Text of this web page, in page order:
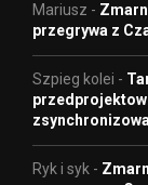
Mariusz -
przegrywa z
Szpieg kolei -
Ryk i syk -